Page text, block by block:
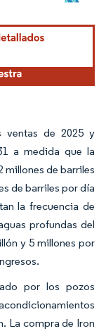
según CC BY 4.0.
ventas de 2025 y
a medida que la
millones de barriles
de barriles por día
la frecuencia de
profundas del
y 5 millones por
por los pozos
La compra de Iron